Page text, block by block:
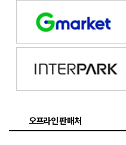
오프라인 판매처